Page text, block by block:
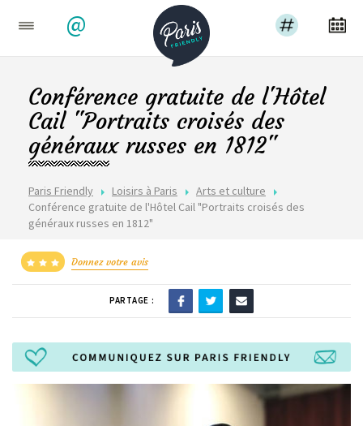
@
Paris Friendly Loisirs à Paris
Arts et culture
Conférence gratuite de l'Hôtel Cail "Portraits croisés des
généraux russes en 1812"
Conférence gratuite de l'Hôtel
Cail "Portraits croisés des
généraux russes en 1812"
Donnez votre avis
PARTAGE :